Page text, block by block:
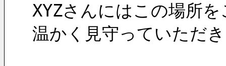
XYZさんにはこの場所
温かく見守っていただ